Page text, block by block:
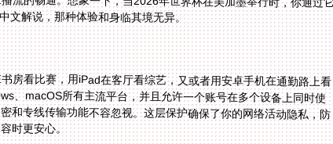
文解说，那种体验和身临其境无异。
房看比赛，用iPad在客厅看综艺，又或者用安卓手机在通勤路上看
、macOS所有主流平台，并且允许一个账号在多个设备上同时使
和专线传输功能不容忽视。这层保护确保了你的网络活动隐私，防
时更安心。